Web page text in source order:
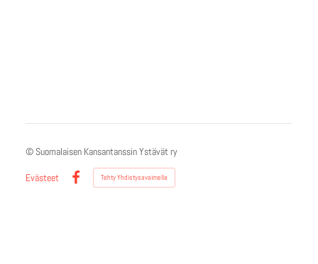
© Suomalaisen Kansantanssin Ystävät ry
Evästeet
Facebook
Tehty Yhdistysavaimella